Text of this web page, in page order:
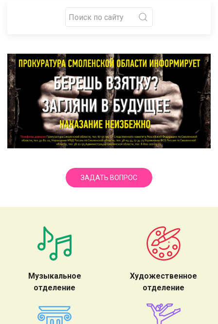
ЗАДАТЬ ВОПРОС
Музыкальное
отделение
Художественное
отделение